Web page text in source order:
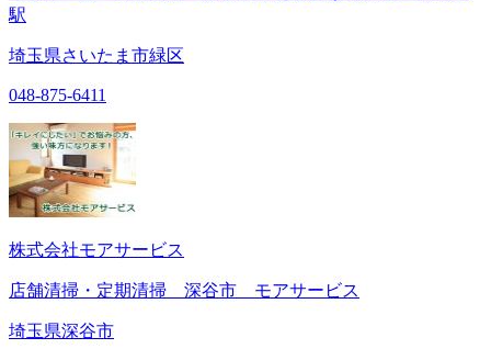
駅
埼玉県さいたま市緑区
048-875-6411
株式会社モアサービス
店舗清掃・定期清掃 深谷市 モアサービス
埼玉県深谷市